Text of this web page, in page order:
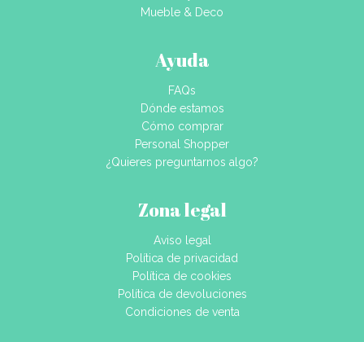
Mueble & Deco
Ayuda
FAQs
Dónde estamos
Cómo comprar
Personal Shopper
¿Quieres preguntarnos algo?
Zona legal
Aviso legal
Política de privacidad
Política de cookies
Política de devoluciones
Condiciones de venta